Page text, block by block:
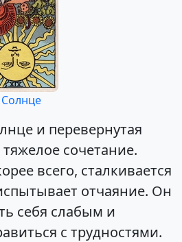
Солнце
и перевернутая
сочетание.
всего, сталкивается
отчаяние. Он
себя слабым и
с трудностями.